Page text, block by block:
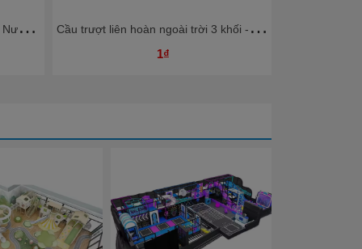
M
áng Trượt Cầu Vồng Công Viên Nước - MTCVKB04 Dochoikinhbac C
ầu trượt liên hoàn ngoài trời 3 khối - CVLHKB03 Dochoikinhbac
1₫